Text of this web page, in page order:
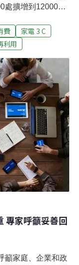
處擴增到12000
加環保署iPhone
供的回收優惠。
換一支手機，卻
手機放在家裡。
三個，包括不清
回收誘因。環保署
」舉辦記者會，
出席。從2019年開
」活動，今年的抽
費
家電 3 C
利用
專家呼籲妥善回
籲家庭、企業和政